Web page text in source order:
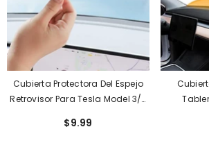
Cubierta Protectora Del Espejo
Retrovisor Para Tesla Model 3/Y
Retrovisor
$9.99